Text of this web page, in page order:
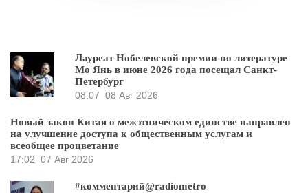
Лауреат Нобелевской премии по литературе
Мо Янь в июне 2026 года посещал Санкт-
Петербург
08:07 08 Авг 2026
Новый закон Китая о межэтническом единстве направлен
на улучшение доступа к общественным услугам и
всеобщее процветание
17:02 07 Авг 2026
#комментарий@radiometro